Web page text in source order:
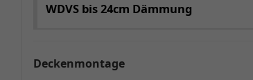
WDVS bis 24cm Dämmung
Deckenmontage